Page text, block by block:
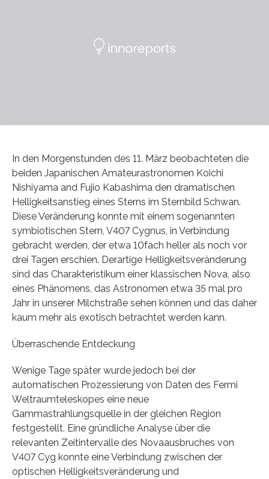
In den Morgenstunden des 11. März beobachteten die
beiden Japanischen Amateurastronomen Koichi
Nishiyama and Fujio Kabashima den dramatischen
Helligkeitsanstieg eines Sterns im Sternbild Schwan.
Diese Veränderung konnte mit einem sogenannten
symbiotischen Stern, V407 Cygnus, in Verbindung
gebracht werden, der etwa 10fach heller als noch vor
drei Tagen erschien. Derartige Helligkeitsveränderung
sind das Charakteristikum einer klassischen Nova, also
eines Phänomens, das Astronomen etwa 35 mal pro
Jahr in unserer Milchstraße sehen können und das daher
kaum mehr als exotisch betrachtet werden kann.
Überraschende Entdeckung
Wenige Tage später wurde jedoch bei der
automatischen Prozessierung von Daten des Fermi
Weltraumteleskopes eine neue
Gammastrahlungsquelle in der gleichen Region
festgestellt. Eine gründliche Analyse über die
relevanten Zeitintervalle des Novaausbruches von
V407 Cyg konnte eine Verbindung zwischen der
optischen Helligkeitsveränderung und